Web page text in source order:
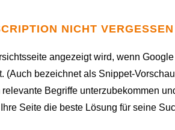
NICHT VERGESSEN
angezeigt wird, wenn
(Auch bezeichnet als Snippet-
Begriffe unterzubekommen
Seite die beste Lösung für seine